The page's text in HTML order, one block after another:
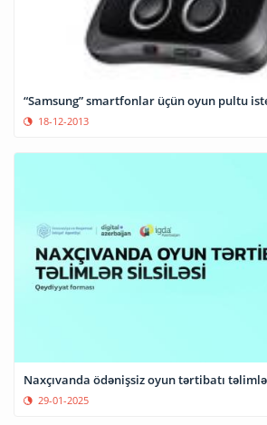
“Samsung” smartfonlar üçün oyun pultu
18-12-2013
Naxçıvanda ödənişsiz oyun tərtibatı
29-01-2025